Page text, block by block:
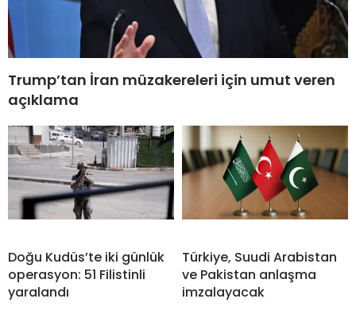
Trump’tan İran müzakereleri için umut veren
açıklama
Doğu Kudüs’te iki günlük
operasyon: 51 Filistinli
yaralandı
Türkiye, Suudi Arabistan
ve Pakistan anlaşma
imzalayacak